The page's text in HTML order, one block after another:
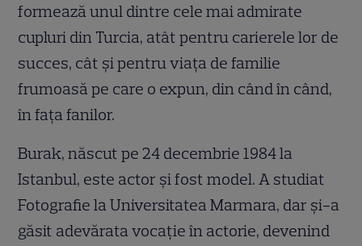
formează unul dintre cele mai admirate
cupluri din Turcia, atât pentru carierele lor de
succes, cât și pentru viața de familie
frumoasă pe care o expun, din când în când,
în fața fanilor.
Burak, născut pe 24 decembrie 1984 la
Istanbul, este actor și fost model. A studiat
Fotografie la Universitatea Marmara, dar și-a
găsit adevărata vocație în actorie, devenind